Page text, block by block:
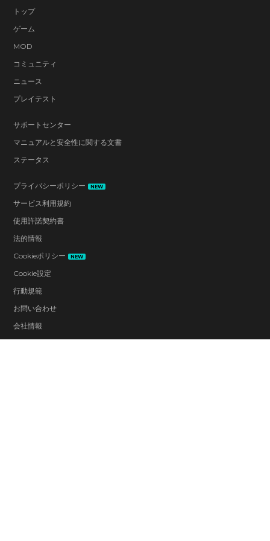
トップ
ゲーム
MOD
コミュニティ
ニュース
プレイテスト
サポートセンター
マニュアルと安全性に関する文書
ステータス
プライバシーポリシー NEW
サービス利用規約
使用許諾契約書
法的情報
Cookieポリシー
NEW
Cookie設定
行動規範
お問い合わせ
会社情報